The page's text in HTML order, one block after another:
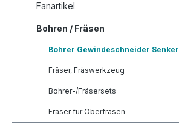
Fanartikel
Bohren / Fräsen
Bohrer Gewindeschneider Senker
Fräser, Fräswerkzeug
Bohrer-/Fräsersets
Fräser für Oberfräsen